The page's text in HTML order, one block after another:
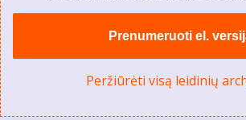
Prenumeruoti el.
Peržiūrėti visą leidinių